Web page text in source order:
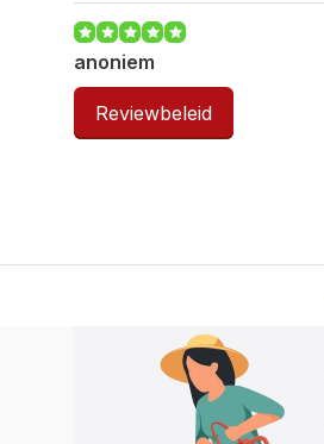
anoniem
zeer goed
Geplaatst op 23/04/2012
Reviewbeleid